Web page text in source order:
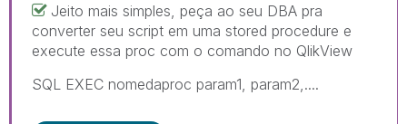
Jeito mais simples, peça ao seu DBA pra
converter seu script em uma stored procedure e
execute essa proc com o comando no QlikView
SQL EXEC nomedaproc param1, param2,....